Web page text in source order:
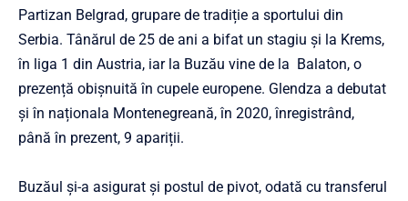
Partizan Belgrad, grupare de tradiție a sportului din
Serbia. Tânărul de 25 de ani a bifat un stagiu și la Krems,
în liga 1 din Austria, iar la Buzău vine de la Balaton, o
prezență obișnuită în cupele europene. Glendza a debutat
și în naționala Montenegreană, în 2020, înregistrând,
până în prezent, 9 apariții.
Buzăul și-a asigurat și postul de pivot, odată cu transferul